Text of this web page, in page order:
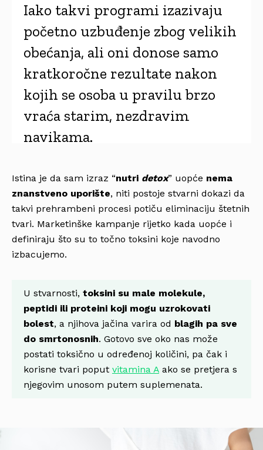
Iako takvi programi izazivaju
početno uzbuđenje zbog velikih
obećanja, ali oni donose samo
kratkoročne rezultate nakon
kojih se osoba u pravilu brzo
vraća starim, nezdravim
navikama.
Istina je da sam izraz “nutri detox” uopće nema
znanstveno uporište, niti postoje stvarni dokazi da
takvi prehrambeni procesi potiču eliminaciju štetnih
tvari. Marketinške kampanje rijetko kada uopće i
definiraju što su to točno toksini koje navodno
izbacujemo.
U stvarnosti, toksini su male molekule,
peptidi ili proteini koji mogu uzrokovati
bolest, a njihova jačina varira od blagih pa sve
do smrtonosnih. Gotovo sve oko nas može
postati toksično u određenoj količini, pa čak i
korisne tvari poput vitamina A ako se pretjera s
njegovim unosom putem suplemenata.